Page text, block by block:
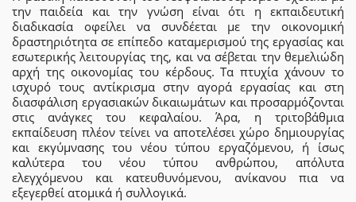
την παιδεία και την γνώση είναι ότι η εκπαιδευτική
διαδικασία οφείλει να συνδέεται με την οικονομική
δραστηριότητα σε επίπεδο καταμερισμού της εργασίας και
εσωτερικής λειτουργίας της, και να σέβεται την θεμελιώδη
αρχή της οικονομίας του κέρδους. Τα πτυχία χάνουν το
ισχυρό τους αντίκρισμα στην αγορά εργασίας και στη
διασφάλιση εργασιακών δικαιωμάτων και προσαρμόζονται
στις ανάγκες του κεφαλαίου. Άρα, η τριτοβάθμια
εκπαίδευση πλέον τείνει να αποτελέσει χώρο δημιουργίας
και εκγύμνασης του νέου τύπου εργαζόμενου, ή ίσως
καλύτερα του νέου τύπου ανθρώπου, απόλυτα
ελεγχόμενου και κατευθυνόμενου, ανίκανου πια να
εξεγερθεί ατομικά ή συλλογικά.